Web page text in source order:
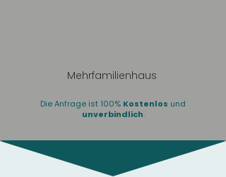
Mehrfamilienhaus
Die Anfrage ist 100% Kostenlos und
unverbindlich.